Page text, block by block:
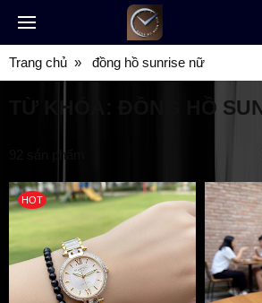
Trang chủ đồng hồ sunrise nữ
TỪ KHÓA: ĐỒNG HỒ
sản phẩm
HOT